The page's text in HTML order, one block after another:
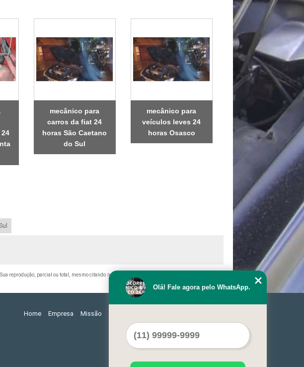
mecânico para
carros da fiat 24
horas São Caetano
do Sul
mecânico para
veículos leves 24
horas Osasco
reprodução, parcial ou total, mesmo citando nossos links, é proibida sem a autorização do autor.
Home Empresa Missão
Olá! Fale agora pelo WhatsApp.